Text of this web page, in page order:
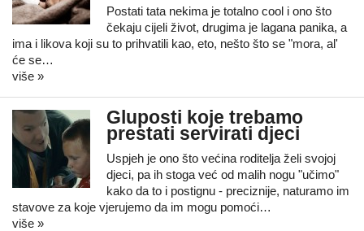
Postati tata nekima je totalno cool i ono što
čekaju cijeli život, drugima je lagana panika, a
ima i likova koji su to prihvatili kao, eto, nešto što se "mora, al'
će se…
više »
Gluposti koje trebamo
prestati servirati djeci
Uspjeh je ono što većina roditelja želi svojoj
djeci, pa ih stoga već od malih nogu "učimo"
kako da to i postignu - preciznije, naturamo im
stavove za koje vjerujemo da im mogu pomoći…
više »